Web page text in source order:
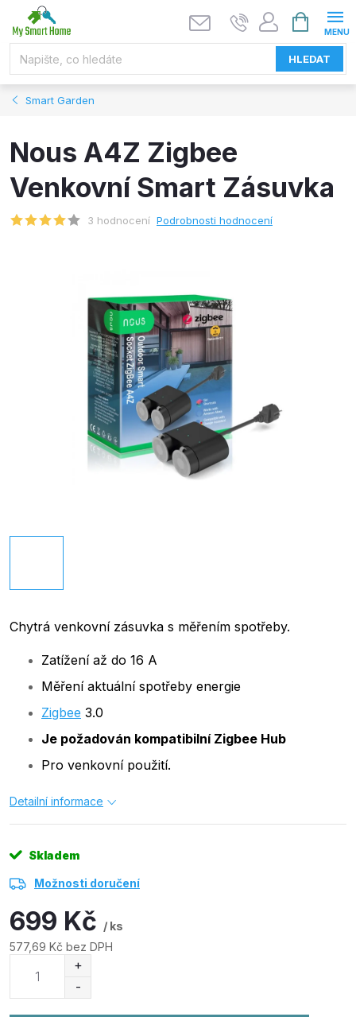
HLEDAT
NÁKUPNÍ
KOŠÍK
Smart Garden
Nous A4Z Zigbee
Venkovní Smart Zásuvka
3 hodnocení Podrobnosti hodnocení
Chytrá venkovní zásuvka s měřením spotřeby.
Zatížení až do 16 A
Měření aktuální spotřeby energie
Zigbee 3.0
Je požadován kompatibilní Zigbee Hub
Pro venkovní použití.
Detailní informace
Skladem
Možnosti doručení
699 Kč / ks
577,69 Kč bez DPH